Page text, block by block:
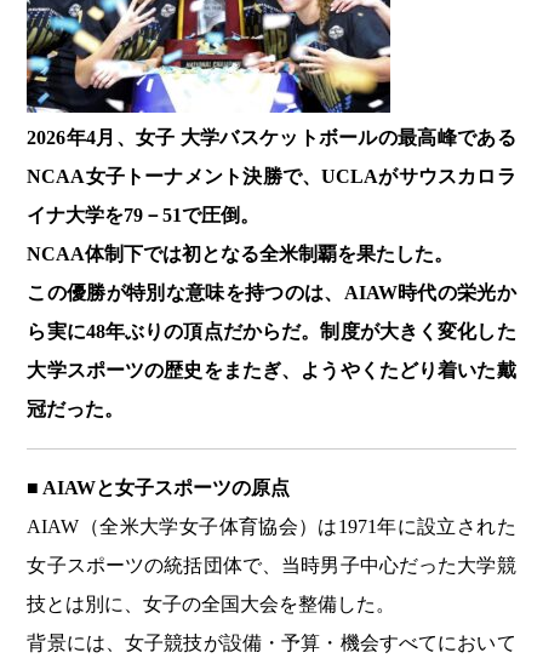
2026年4月、女子 大学バスケットボールの最高峰である
NCAA女子トーナメント決勝で、UCLAがサウスカロラ
イナ大学を79－51で圧倒。
NCAA体制下では初となる全米制覇を果たした。
この優勝が特別な意味を持つのは、AIAW時代の栄光か
ら実に48年ぶりの頂点だからだ。制度が大きく変化した
大学スポーツの歴史をまたぎ、ようやくたどり着いた戴
冠だった。
■ AIAWと女子スポーツの原点
AIAW（全米大学女子体育協会）は1971年に設立された
女子スポーツの統括団体で、当時男子中心だった大学競
技とは別に、女子の全国大会を整備した。
背景には、女子競技が設備・予算・機会すべてにおいて